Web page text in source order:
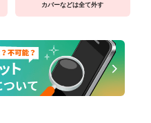
カバーなどは全て外す